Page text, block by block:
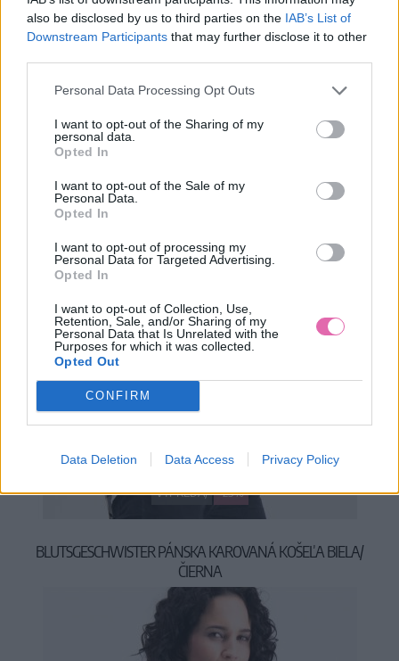
also be disclosed by us to third parties on the IAB’s List of
Downstream Participants that may further disclose it to other
Personal Data Processing Opt Outs
I want to opt-out of the Sharing of my
personal data.
Opted In
I want to opt-out of the Sale of my
Personal Data.
Opted In
I want to opt-out of processing my
Personal Data for Targeted Advertising.
Opted In
I want to opt-out of Collection, Use,
Retention, Sale, and/or Sharing of my
Personal Data that Is Unrelated with the
Purposes for which it was collected.
Opted Out
CONFIRM
Data Deletion Data Access Privacy Policy
BLUTSGESCHWISTER RUŽOVÁ ZAMATOVÁ ČELENKA
14,95 €
VÝPREDAJ -25%
S M L
BLUTSGESCHWISTER PÁNSKA KAROVANÁ KOŠEĽA BIELA/
ČIERNA
79,95 € 59,95 €